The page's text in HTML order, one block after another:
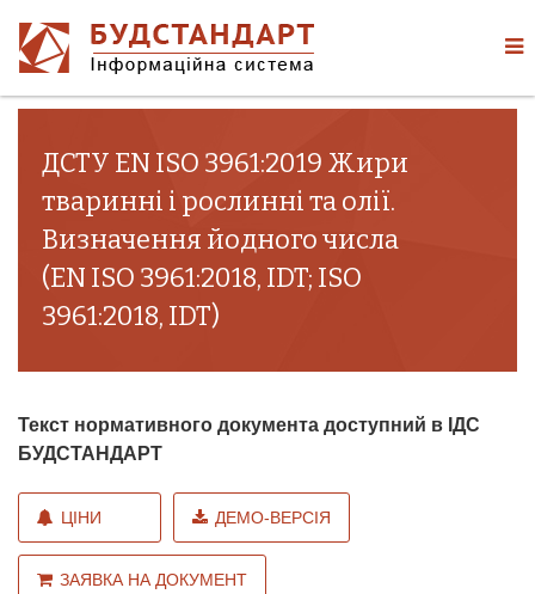
ДСТУ EN ISO 3961:2019 Жири
тваринні і рослинні та олії.
Визначення йодного числа
(EN ISO 3961:2018, IDT; ISO
3961:2018, IDT)
Текст нормативного документа доступний в ІДС
БУДСТАНДАРТ
ЦІНИ ДЕМО-ВЕРСІЯ
ЗАЯВКА НА ДОКУМЕНТ